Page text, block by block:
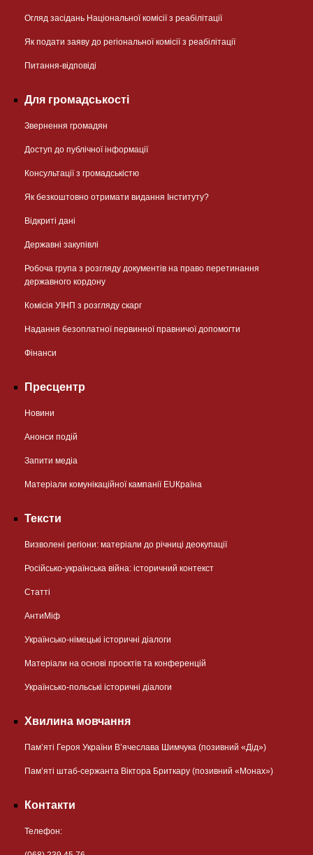
Огляд засідань Національної комісії з реабілітації
Як подати заяву до регіональної комісії з реабілітації
Питання-відповіді
Для громадськості
Звернення громадян
Доступ до публічної інформації
Консультації з громадськістю
Як безкоштовно отримати видання Інституту?
Відкриті дані
Державні закупівлі
Робоча група з розгляду документів на право перетинання
державного кордону
Комісія УІНП з розгляду скарг
Надання безоплатної первинної правничої допомогти
Фінанси
Пресцентр
Новини
Анонси подій
Запити медіа
Матеріали комунікаційної кампанії EUКраїна
Тексти
Визволені регіони: матеріали до річниці деокупації
Російсько-українська війна: історичний контекст
Статті
АнтиМіф
Українсько-німецькі історичні діалоги
Матеріали на основі проєктів та конференцій
Українсько-польські історичні діалоги
Хвилина мовчання
Пам’яті Героя України В’ячеслава Шимчука (позивний «Дід»)
Пам’яті штаб-сержанта Віктора Бриткару (позивний «Монах»)
Контакти
Телефон: